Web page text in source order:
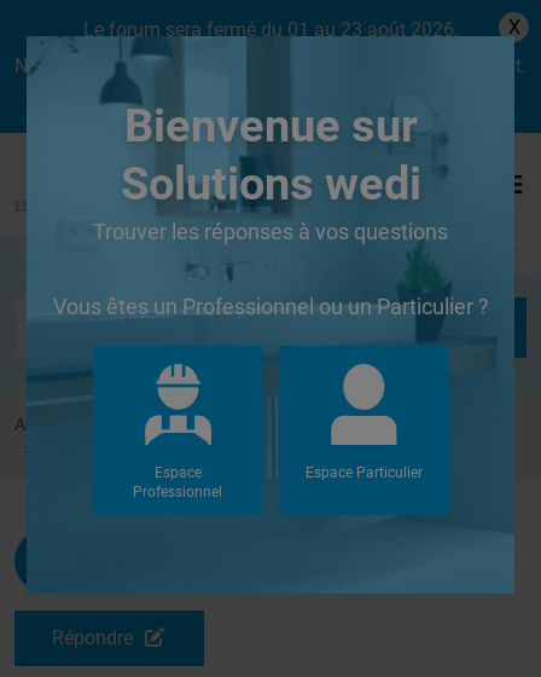
Le forum sera fermé du 01 au 23 août 2026.
Nous aurons le plaisir de vous retrouver dès le lundi 24 août.
X
Se connecter
Accueil Forums
Douches à l'Italienne
Faire une chape sous receveur à carreler
Répondre
Bienvenue sur
Solutions wedi
Trouver les réponses à vos questions
Vous êtes un Professionnel ou un Particulier ?
Espace
Professionnel
Espace Particulier